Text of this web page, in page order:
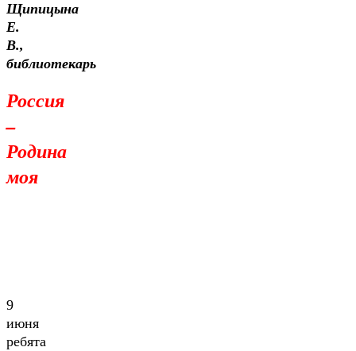
Щипицына
Е.
В.,
библиотекарь
Россия
–
Родина
моя
9
июня
ребята